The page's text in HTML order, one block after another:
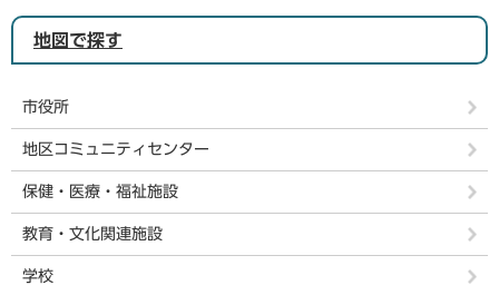
地図で探す
市役所
地区コミュニティセンター
保健・医療・福祉施設
教育・文化関連施設
学校